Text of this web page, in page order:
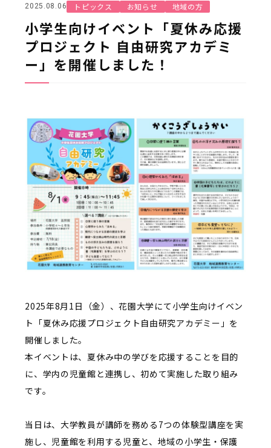
2025.08.06 トピックス お知らせ 地域の方
小学生向けイベント「夏休み応援
プロジェクト 自由研究アカデミ
ー」を開催しました！
2025年8月 1 日（金）、花園大学にて小学生向けイベン
ト「夏休み応援プロジェクト自由研究アカデミー」を
開催しました。
本イベントは、夏休み中の学びを応援することを目的
に、学内の児童館と連携し、初めて実施した取り組み
です。
当日は、大学教員が講師を務める 7つの体験型講座を実
施し、児童館を利用する児童と、地域の小学生・保護